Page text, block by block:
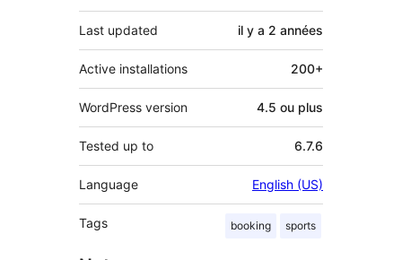
Last updated il y a 2 années
Active installations 200+
WordPress version 4.5 ou plus
Tested up to 6.7.6
Language English (US)
Tags booking sports